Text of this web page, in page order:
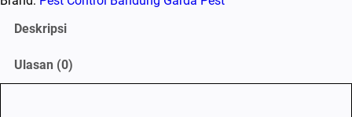
Deskripsi
Ulasan (0)